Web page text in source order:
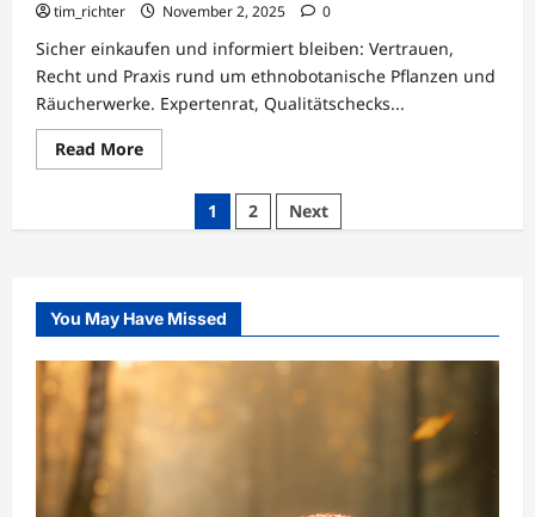
tim_richter November 2, 2025 0
Sicher einkaufen und informiert bleiben: Vertrauen,
Recht und Praxis rund um ethnobotanische Pflanzen und
Räucherwerke. Expertenrat, Qualitätschecks...
Read MoreRead
more
Sicherheit
Risiko
Dame-
Kin
1 2 Next
You May Have Missed